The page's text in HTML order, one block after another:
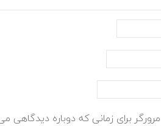
برای زمانی که دوباره دیدگاهی